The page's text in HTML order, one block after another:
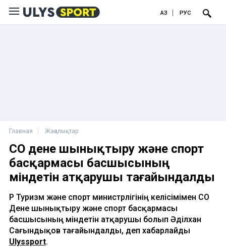
ҚАЗ РУС
Главная Жаңалықтар
СҚО дене шынықтыру және спорт
басқармасы басшысының
міндетін атқарушы тағайындалды
ҚР Туризм және спорт министрлігінің келісімімен СҚО
Дене шынықтыру және спорт басқармасы
басшысының міндетін атқарушы болып Әділхан
Сағындықов тағайындалды, деп хабарлайды
Ulyssport.